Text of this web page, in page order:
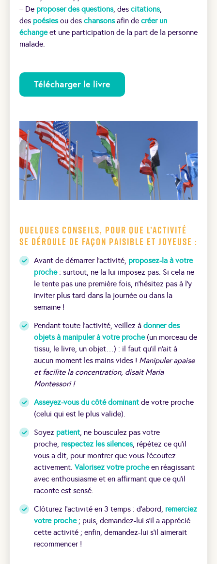
– De proposer des questions, des citations,
des poésiesou des chansonsafin de créer un
échangeet une participation de la part de la personne
malade.
Télécharger le livre
Quelques conseils, pour que l’activité
se déroule de façon paisible et joyeuse :
Avant de démarrer l’activité, proposez-la à votre
proche: surtout, ne la lui imposez pas. Si cela ne
le tente pas une première fois, n’hésitez pas à l’y
inviter plus tard dans la journée ou dans la
semaine !
Pendant toute l’activité, veillez à donner des
objets à manipuler à votre proche(un morceau de
tissu, le livre, un objet…) : il faut qu’il n’ait à
aucun moment les mains vides ! Manipuler apaise
et facilite la concentration, disait Maria
Montessori !
Asseyez-vous du côté dominantde votre proche
(celui qui est le plus valide).
Soyez patient, ne bousculez pas votre
proche, respectez les silences, répétez ce qu’il
vous a dit, pour montrer que vous l’écoutez
activement. Valorisez votre procheen réagissant
avec enthousiasme et en affirmant que ce qu’il
raconte est sensé.
Clôturez l’activité en 3 temps : d’abord, remerciez
votre proche; puis, demandez-lui s’il a apprécié
cette activité ; enfin, demandez-lui s’il aimerait
recommencer !